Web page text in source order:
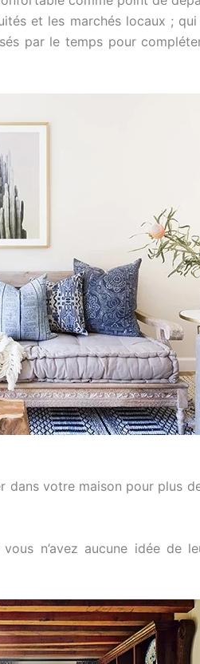
et les marchés locaux ;
par le temps pour
dans votre maison pour plus
n’avez aucune idée de